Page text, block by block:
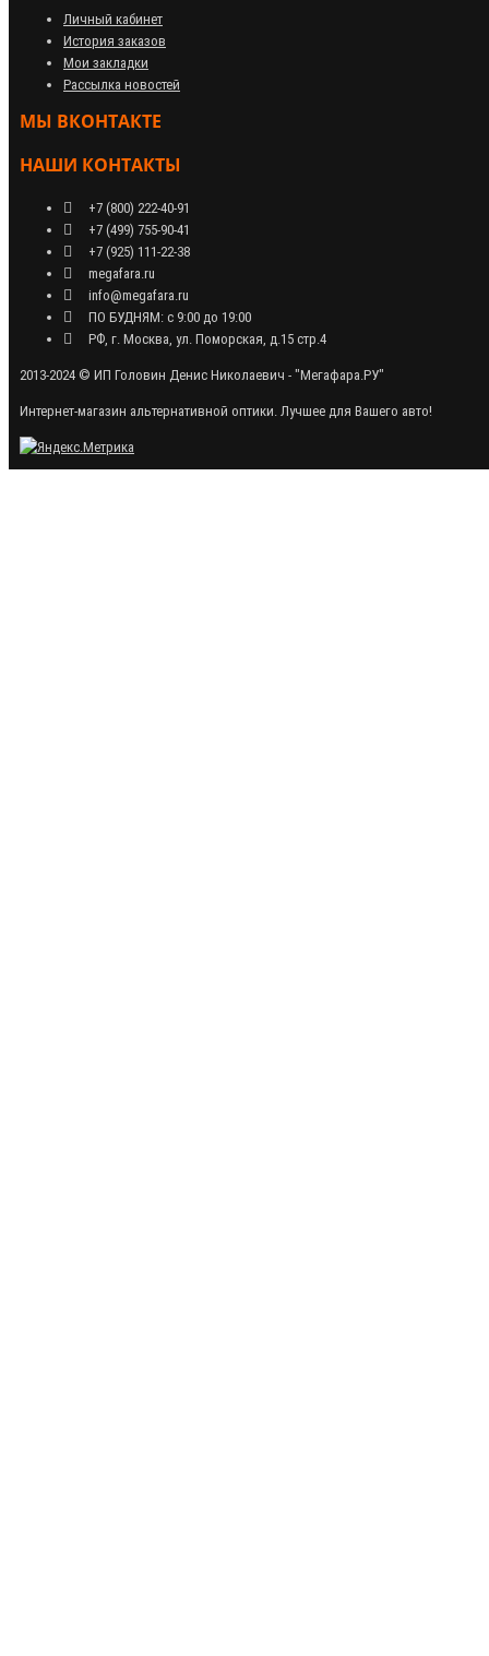
Личный кабинет
История заказов
Мои закладки
Рассылка новостей
МЫ ВКОНТАКТЕ
НАШИ КОНТАКТЫ
+7 (800) 222-40-91
+7 (499) 755-90-41
+7 (925) 111-22-38
megafara.ru
info@megafara.ru
ПО БУДНЯМ: с 9:00 до 19:00
РФ, г. Москва, ул. Поморская, д.15 стр.4
2013-2024 © ИП Головин Денис Николаевич - "Мегафара.РУ"
Интернет-магазин альтернативной оптики. Лучшее для Вашего авто!